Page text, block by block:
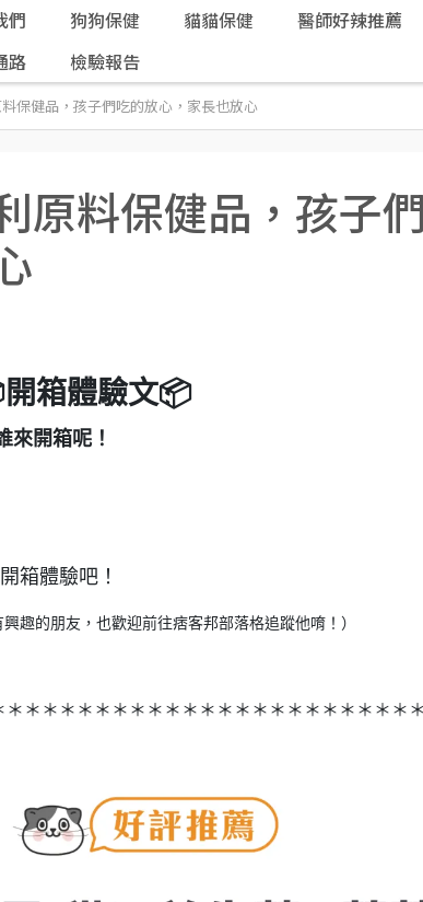
們 狗狗保健 貓貓保健 醫師好辣推薦
路
檢驗報告
保健品，孩子們吃的放心，家長也放心
原料保健品，孩子
箱體驗文📦
來開箱呢！
箱體驗吧！
興趣的朋友，也歡迎前往痞客邦部落格追蹤他唷！）
＊＊＊＊＊＊＊＊＊＊＊＊＊＊＊＊＊＊＊＊＊＊